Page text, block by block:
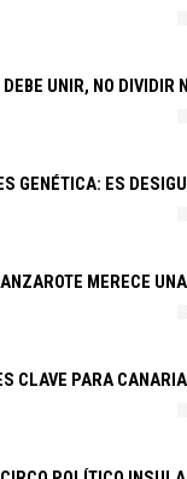
UNIR, NO DIVIDIR
GENÉTICA: ES
MERECE
CLAVE PARA